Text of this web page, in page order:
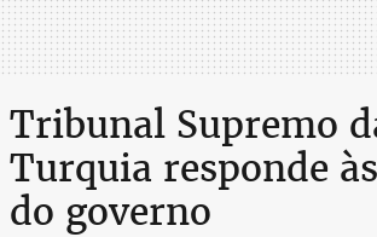
Tribunal Supremo
Turquia responde
do governo